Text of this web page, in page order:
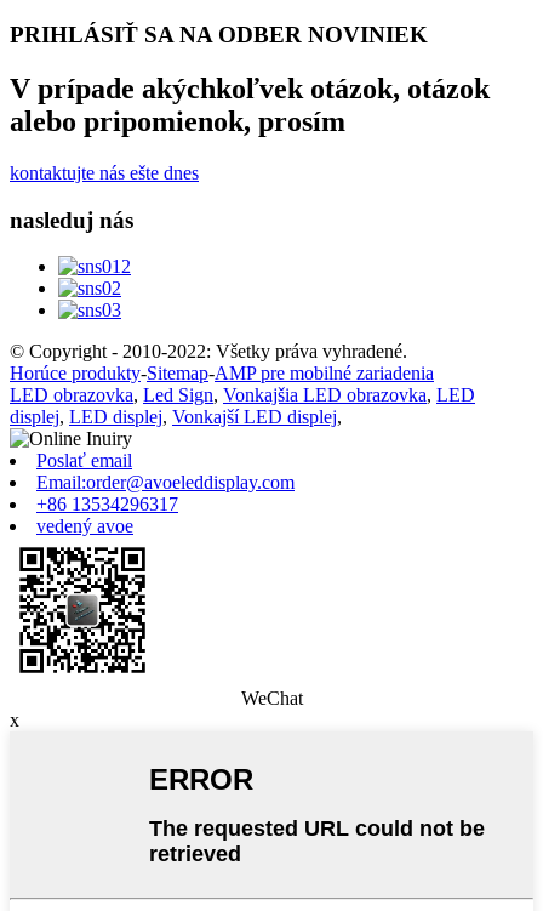
PRIHLÁSIŤ SA NA ODBER NOVINIEK
V prípade akýchkoľvek otázok, otázok
alebo pripomienok, prosím
kontaktujte nás ešte dnes
nasleduj nás
© Copyright - 2010-2022: Všetky práva vyhradené.
Horúce produkty-Sitemap-AMP pre mobilné zariadenia
LED obrazovka, Led Sign, Vonkajšia LED obrazovka, LED
displej, LED displej, Vonkajší LED displej,
Poslať email
Email:order@avoeleddisplay.com
+86 13534296317
vedený avoe
WeChat
x